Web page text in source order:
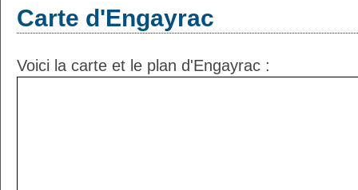
Carte d'Engayrac
Voici la carte et le plan d'Engayrac :